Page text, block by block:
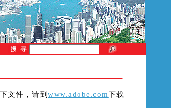
文件，请到www.adobe.com下载